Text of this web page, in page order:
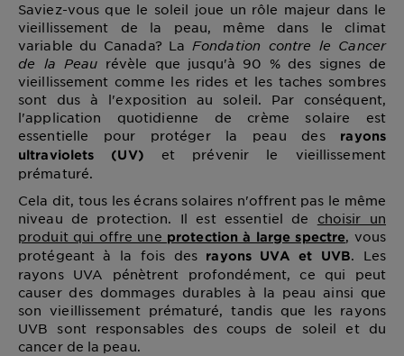
Saviez-vous que le soleil joue un rôle majeur dans le
vieillissement de la peau, même dans le climat
variable du Canada? La Fondation contre le Cancer
de la Peau révèle que jusqu'à 90 % des signes de
vieillissement comme les rides et les taches sombres
sont dus à l'exposition au soleil. Par conséquent,
l'application quotidienne de crème solaire est
essentielle pour protéger la peau des rayons
ultraviolets (UV) et prévenir le vieillissement
prématuré.
Cela dit, tous les écrans solaires n'offrent pas le même
niveau de protection. Il est essentiel de choisir un
produit qui offre une protection à large spectre, vous
protégeant à la fois des rayons UVA et UVB. Les
rayons UVA pénètrent profondément, ce qui peut
causer des dommages durables à la peau ainsi que
son vieillissement prématuré, tandis que les rayons
UVB sont responsables des coups de soleil et du
cancer de la peau.